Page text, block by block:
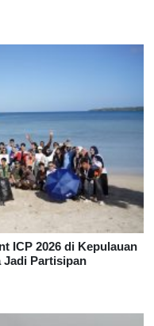
ICP 2026 di Kepulauan
Jadi Partisipan